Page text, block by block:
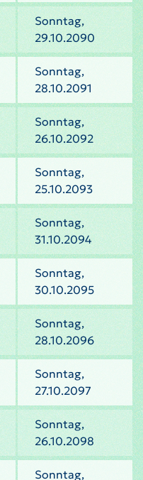
Sonntag,
29.10.2090
Sonntag,
28.10.2091
Sonntag,
26.10.2092
Sonntag,
25.10.2093
Sonntag,
31.10.2094
Sonntag,
30.10.2095
Sonntag,
28.10.2096
Sonntag,
27.10.2097
Sonntag,
26.10.2098
Sonntag,